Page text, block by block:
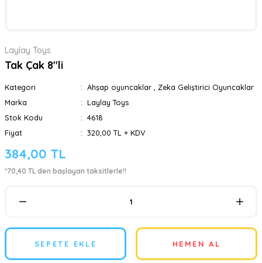
Laylay Toys
Tak Çak 8''li
Kategori Ahşap oyuncaklar
Zeka Geliştirici Oyuncaklar
Marka
Laylay Toys
Stok Kodu
4618
Fiyat
320,00 TL + KDV
384,00 TL
*70,40 TL den başlayan taksitlerle!!
SEPETE EKLE HEMEN AL